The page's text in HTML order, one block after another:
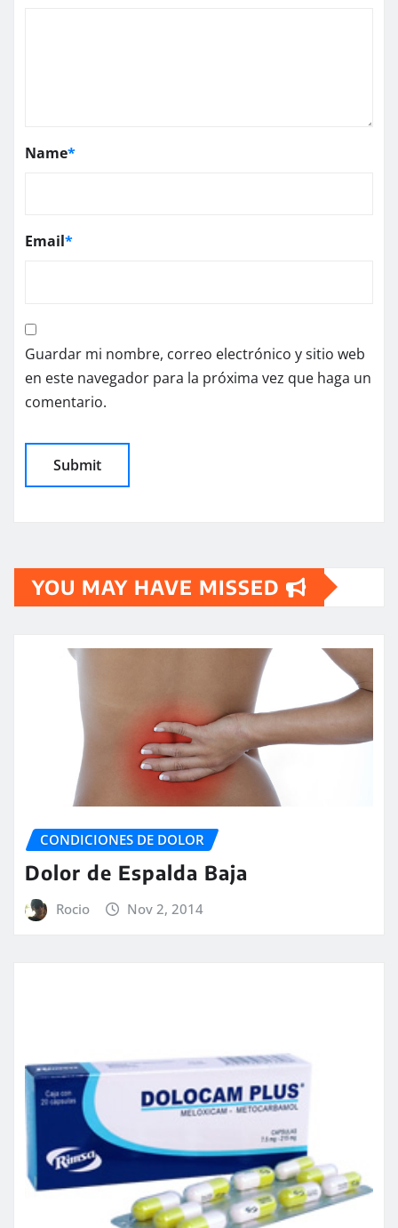
Name*
Email*
Guardar mi nombre, correo electrónico y sitio web
en este navegador para la próxima vez que haga un
comentario.
YOU MAY HAVE MISSED
CONDICIONES DE DOLOR
Dolor de Espalda Baja
Rocio Nov 2, 2014